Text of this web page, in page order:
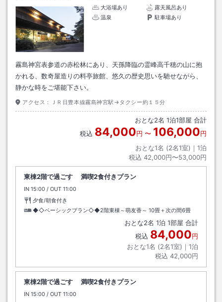
大浴場あり
露天風呂あり
温泉
駐車場あり
霧島神宮表参道の赤松林にあり、天孫降臨の霊峰高千穂の山に抱
かれる、数奇屋造りの料亭旅館、悠久の歴史思いを馳せながら、
静かな時をご堪能下さい。
アクセス： ＪＲ日豊本線霧島神宮駅→タクシー約１５分
おとな2名 1泊1部屋 合計
税込 84,000円 〜 106,000円
おとな1名 (2名1室)｜ 1泊
税込 42,000円〜53,000円
東棟2階で過ごす 満喫2食付きプラン
IN チェックイン
15:00 / OUT チェックアウト
11:00
夕食/朝食付き
◆◇ベーシックプラン◇◆2階東棟～萌友香～ 10畳＋次の間6畳
おとな2名 1泊 1部屋 合計
税込 84,000円
おとな1名 (2名1室)｜ 1泊
税込 42,000円
東棟2階で過ごす 満喫2食付きプラン
IN チェックイン
15:00 / OUT チェックアウト
11:00